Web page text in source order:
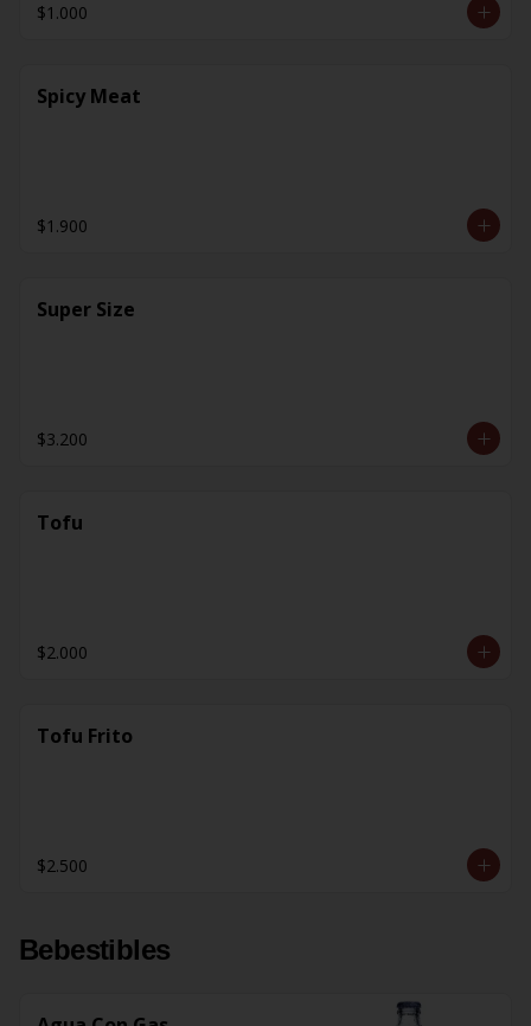
$1.000
Spicy Meat
$1.900
Super Size
$3.200
Tofu
$2.000
Tofu Frito
$2.500
Bebestibles